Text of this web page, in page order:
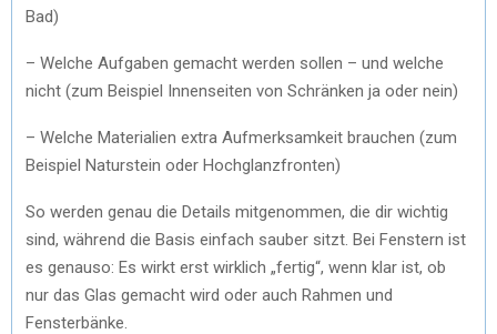
Bad)
– Welche Aufgaben gemacht werden sollen – und welche
nicht (zum Beispiel Innenseiten von Schränken ja oder nein)
– Welche Materialien extra Aufmerksamkeit brauchen (zum
Beispiel Naturstein oder Hochglanzfronten)
So werden genau die Details mitgenommen, die dir wichtig
sind, während die Basis einfach sauber sitzt. Bei Fenstern ist
es genauso: Es wirkt erst wirklich „fertig“, wenn klar ist, ob
nur das Glas gemacht wird oder auch Rahmen und
Fensterbänke.